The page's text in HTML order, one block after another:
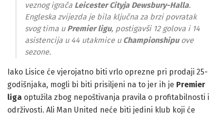
veznog igrača Leicester Cityja Dewsbury-Halla.
Engleska zvijezda je bila ključna za brzi povratak
svog tima u Premier ligu, postigavši 12 golova i 14
asistencija u 44 utakmice u Championshipuove
sezone.
Iako Lisice će vjerojatno biti vrlo oprezne pri prodaji 25-
godišnjaka, mogli bi biti prisiljeni na to jer ih je Premier
liga optužila zbog nepoštivanja pravila o profitabilnosti i
održivosti. Ali Man United neće biti jedini klub koji će